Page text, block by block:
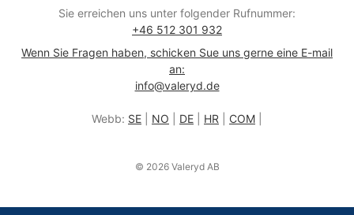
Sie erreichen uns unter folgender Rufnummer:
+46 512 301 932
Wenn Sie Fragen haben, schicken Sue uns gerne eine E-mail
an:
info@valeryd.de
Webb: SE NO DE HR COM
© 2026 Valeryd AB